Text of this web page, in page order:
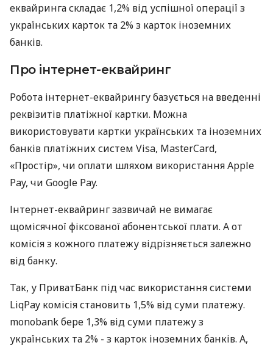
еквайринга складає 1,2% від успішної операції з
українських карток та 2% з карток іноземних
банків.
Про інтернет-еквайринг
Робота інтернет-еквайрингу базується на введенні
реквізитів платіжної картки. Можна
використовувати картки українських та іноземних
банків платіжних систем Visa, MasterCard,
«Простір», чи оплати шляхом використання Apple
Pay, чи Google Pay.
Інтернет-еквайринг зазвичай не вимагає
щомісячної фіксованої абонентської плати. А от
комісія з кожного платежу відрізняється залежно
від банку.
Так, у ПриватБанк під час використання системи
LiqPay комісія становить 1,5% від суми платежу.
monobank бере 1,3% від суми платежу з
українських та 2% - з карток іноземних банків. А,